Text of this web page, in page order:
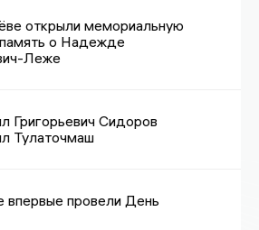
открыли мемориальную
о Надежде
Леже
Григорьевич Сидоров
Тулаточмаш
впервые провели День